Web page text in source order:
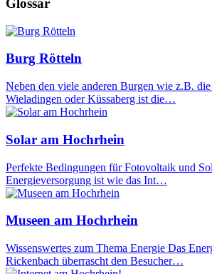
Glossar
Burg Rötteln
Neben den viele anderen Burgen wie z.B.
Wieladingen oder Küssaberg ist die…
Solar am Hochrhein
Perfekte Bedingungen für Fotovoltaik und
Energieversorgung ist wie das Int…
Museen am Hochrhein
Wissenswertes zum Thema Energie Das
Rickenbach überrascht den Besucher…